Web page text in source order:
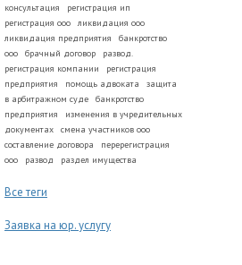
консультация
регистрация ип
регистрация ооо
ликвидация ооо
ликвидация предприятия
банкротство
ооо
брачный договор
развод.
регистрация компании
регистрация
предприятия
помощь адвоката
защита
в арбитражном суде
банкротство
предприятия
изменения в учредительных
документах
смена участников ооо
составление договора
перерегистрация
ооо
развод раздел имущества
Все теги
Заявка на юр. услугу